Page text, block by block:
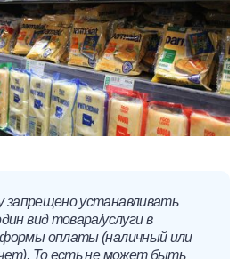
запрещено устанавливать
вид товара/услуги в
оплаты (наличный или
То есть не может быть